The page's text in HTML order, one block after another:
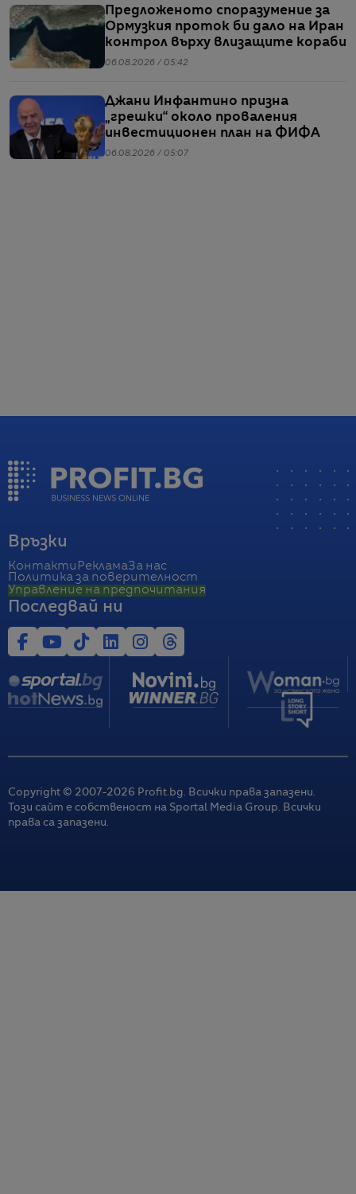
Предложеното споразумение за
Ормузкия проток би дало на Иран
контрол върху влизащите кораби
06.08.2026 / 05:42
Джани Инфантино призна
„грешки“ около проваления
инвестиционен план на ФИФА
06.08.2026 / 05:07
Връзки
Контакти РекламаЗа нас
Политика за поверителност
Управление на предпочитания
Последвай ни
Copyright © 2007-2026 Profit.bg. Всички права запазени.
Този сайт е собственост на Sportal Media Group. Всички
права са запазени.